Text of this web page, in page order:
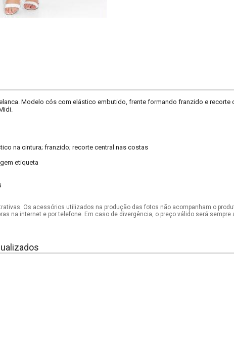
Modelo cós com elástico embutido, frente formando franzido e recorte
na cintura; franzido; recorte central nas costas
etiqueta
Os acessórios utilizados na produção das fotos não acompanham o
na internet e por telefone. Em caso de divergência, o preço válido será